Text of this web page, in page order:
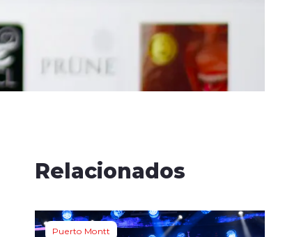
Relacionados
Puerto Montt